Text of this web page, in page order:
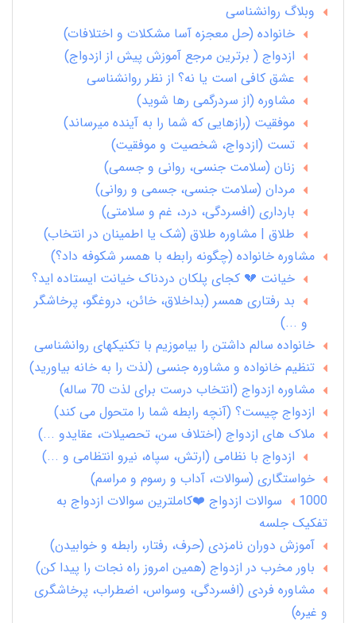
وبلاگ روانشناسی
خانواده (حل معجزه آسا مشکلات و اختلافات)
ازدواج ( برترین مرجع آموزش پیش از ازدواج)
عشق کافی است یا نه؟ از نظر روانشناسی
مشاوره (از سردرگمی رها شوید)
موفقیت (رازهایی که شما را به آینده میرساند)
تست (ازدواج، شخصیت و موفقیت)
زنان (سلامت جنسی، روانی و جسمی)
مردان (سلامت جنسی، جسمی و روانی)
بارداری (افسردگی، درد، غم و سلامتی)
طلاق | مشاوره طلاق (شک یا اطمینان در انتخاب)
مشاوره خانواده (چگونه رابطه با همسر شکوفه داد؟)
خیانت 💔 کجای پلکان دردناک خیانت ایستاده اید؟
بد رفتاری همسر (بداخلاق، خائن، دروغگو، پرخاشگر
و ...)
خانواده سالم داشتن را بیاموزیم با تکنیکهای روانشناسی
تنظیم خانواده و مشاوره جنسی (لذت را به خانه بیاورید)
مشاوره ازدواج (انتخاب درست برای لذت 70 ساله)
ازدواج چیست؟ (آنچه رابطه شما را متحول می کند)
ملاک های ازدواج (اختلاف سن، تحصیلات، عقایدو ...)
ازدواج با نظامی (ارتش، سپاه، نیرو انتظامی و ...)
خواستگاری (سوالات، آداب و رسوم و مراسم)
1000 سوالات ازدواج ❤️کاملترین سوالات ازدواج به
تفکیک جلسه
آموزش دوران نامزدی (حرف، رفتار، رابطه و خوابیدن)
باور مخرب در ازدواج (همین امروز راه نجات را پیدا کن)
مشاوره فردی (افسردگی، وسواس، اضطراب، پرخاشگری
و غیره)